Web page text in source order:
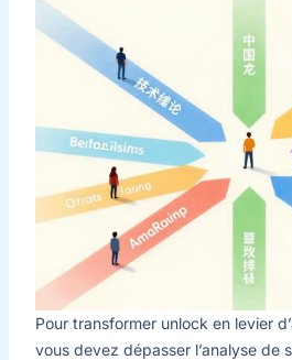
Pour transformer unlock en levier
vous devez dépasser l’analyse de